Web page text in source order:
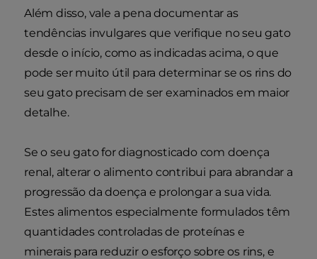
Além disso, vale a pena documentar as
tendências invulgares que verifique no seu gato
desde o início, como as indicadas acima, o que
pode ser muito útil para determinar se os rins do
seu gato precisam de ser examinados em maior
detalhe.
Se o seu gato for diagnosticado com doença
renal, alterar o alimento contribui para abrandar a
progressão da doença e prolongar a sua vida.
Estes alimentos especialmente formulados têm
quantidades controladas de proteínas e
minerais para reduzir o esforço sobre os rins, e